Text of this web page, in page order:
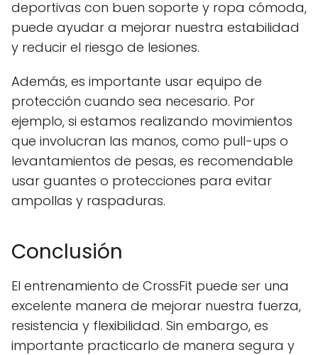
deportivas con buen soporte y ropa cómoda,
puede ayudar a mejorar nuestra estabilidad
y reducir el riesgo de lesiones.
Además, es importante usar equipo de
protección cuando sea necesario. Por
ejemplo, si estamos realizando movimientos
que involucran las manos, como pull-ups o
levantamientos de pesas, es recomendable
usar guantes o protecciones para evitar
ampollas y raspaduras.
Conclusión
El entrenamiento de CrossFit puede ser una
excelente manera de mejorar nuestra fuerza,
resistencia y flexibilidad. Sin embargo, es
importante practicarlo de manera segura y